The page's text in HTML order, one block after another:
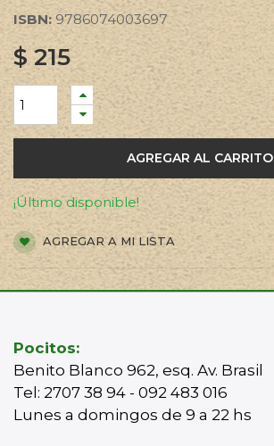
ISBN: 9786074003697
$215
AGREGAR AL CARRITO
¡Último disponible!
AGREGAR A MI LISTA
Pocitos:
Benito Blanco 962, esq. Av. Brasil
Tel: 2707 38 94 - 092 483 016
Lunes a domingos de 9 a 22 hs